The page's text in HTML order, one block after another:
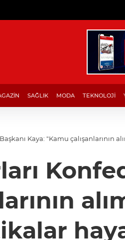
SAĞLIK MODA TEKNOLOJİ
Kaya: "Kamu çalışanlarının